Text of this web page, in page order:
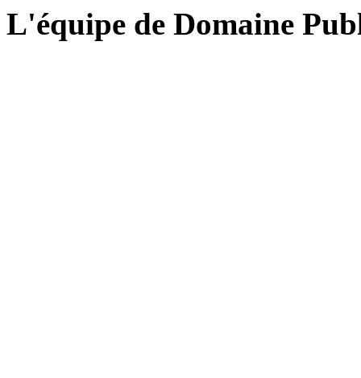
L'équipe de Domaine